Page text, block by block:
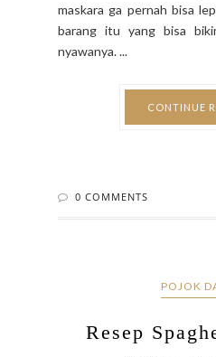
maskara ga pernah bisa
barang itu yang bisa
nyawanya. ...
CONTINUE
0 COMMENTS
POJOK
Resep